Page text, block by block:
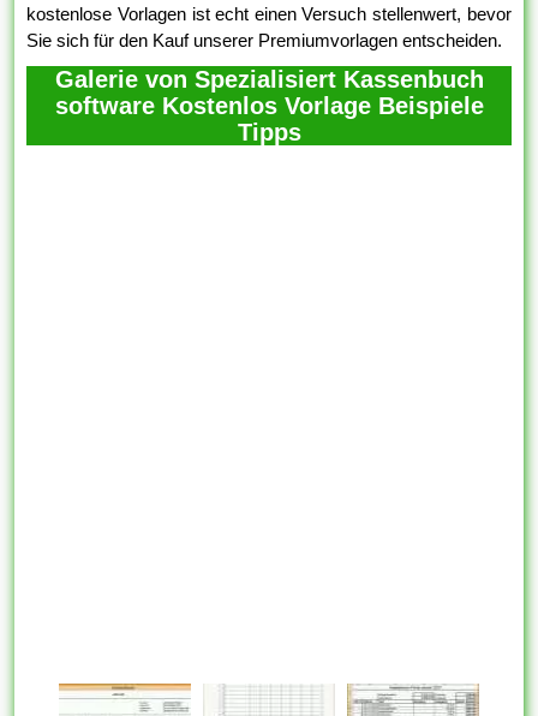
kostenlose Vorlagen ist echt einen Versuch stellenwert, bevor
Sie sich für den Kauf unserer Premiumvorlagen entscheiden.
Galerie von Spezialisiert Kassenbuch
software Kostenlos Vorlage Beispiele
Tipps